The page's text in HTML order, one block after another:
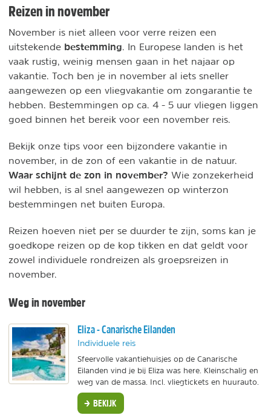
Reizen in november
November is niet alleen voor verre reizen een
uitstekende bestemming. In Europese landen is het
vaak rustig, weinig mensen gaan in het najaar op
vakantie. Toch ben je in november al iets sneller
aangewezen op een vliegvakantie om zongarantie te
hebben. Bestemmingen op ca. 4 - 5 uur vliegen liggen
goed binnen het bereik voor een november reis.
Bekijk onze tips voor een bijzondere vakantie in
november, in de zon of een vakantie in de natuur.
Waar schijnt de zon in november? Wie zonzekerheid
wil hebben, is al snel aangewezen op winterzon
bestemmingen net buiten Europa.
Reizen hoeven niet per se duurder te zijn, soms kan je
goedkope reizen op de kop tikken en dat geldt voor
zowel individuele rondreizen als groepsreizen in
november.
Weg in november
Eliza - Canarische Eilanden
Individuele reis
Sfeervolle vakantiehuisjes op de Canarische
Eilanden vind je bij Eliza was here. Kleinschalig en
weg van de massa. Incl. vliegtickets en huurauto.
BEKIJK